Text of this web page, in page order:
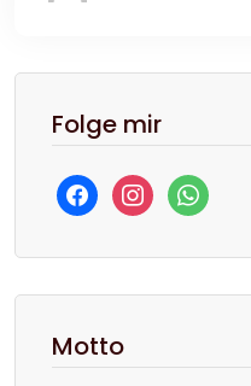
Folge mir
facebookinstagramwhatsapp
Motto